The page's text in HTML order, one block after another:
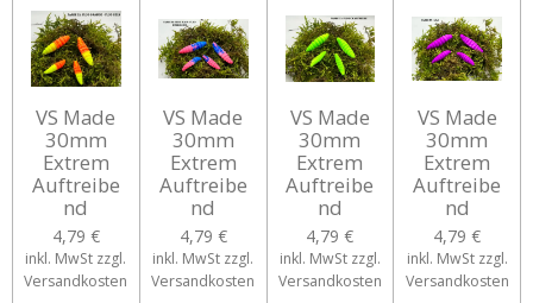
VS Made
30mm
Extrem
Auftreibe
nd
4,79 €
inkl. MwSt zzgl.
Versandkosten
VS Made
30mm
Extrem
Auftreibe
nd
4,79 €
inkl. MwSt zzgl.
Versandkosten
VS Made
30mm
Extrem
Auftreibe
nd
4,79 €
inkl. MwSt zzgl.
Versandkosten
VS Made
30mm
Extrem
Auftreibe
nd
4,79 €
inkl. MwSt zzgl.
Versandkosten